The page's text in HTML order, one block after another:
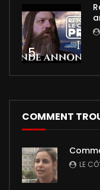
5
COMMENT
LE